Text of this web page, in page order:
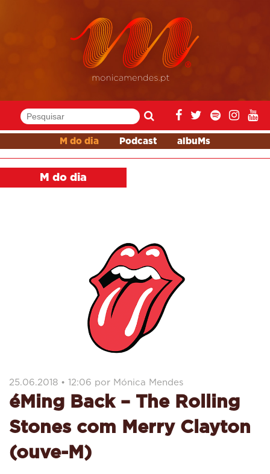
M do dia Podcast albuMs
M do dia
25.06.2018 • 12:06 por Mónica Mendes
éMing Back – The Rolling
Stones com Merry Clayton
(ouve-M)